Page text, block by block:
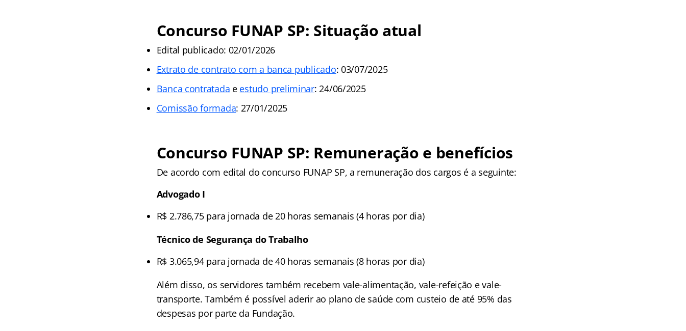
Concurso FUNAP SP: Situação atual
Edital publicado: 02/01/2026
Extrato de contrato com a banca publicado: 03/07/2025
Banca contratada e estudo preliminar: 24/06/2025
Comissão formada: 27/01/2025
Concurso FUNAP SP: Remuneração e benefícios
De acordo com edital do concurso FUNAP SP, a remuneração dos cargos é a seguinte:
Advogado I
R$ 2.786,75 para jornada de 20 horas semanais (4 horas por dia)
Técnico de Segurança do Trabalho
R$ 3.065,94 para jornada de 40 horas semanais (8 horas por dia)
Além disso, os servidores também recebem vale-alimentação, vale-refeição e vale-
transporte. Também é possível aderir ao plano de saúde com custeio de até 95% das
despesas por parte da Fundação.